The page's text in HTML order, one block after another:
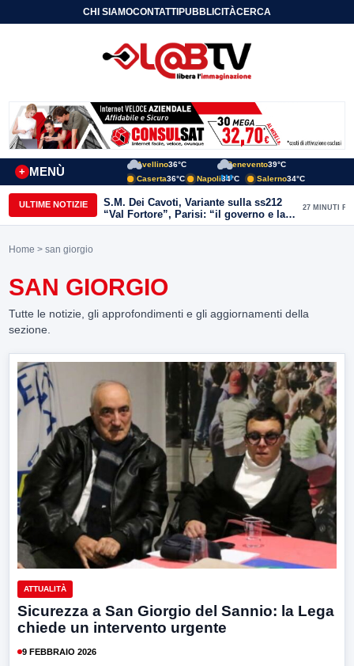
CHI SIAMOCONTATTIPUBBLICITÀCERCA
MENÙ
+
Avellino36°C Benevento39°C
Caserta36°C Napoli34°C Salerno34°C
ULTIME NOTIZIE
S.M. Dei Cavoti, Variante sulla ss212
“Val Fortore”, Parisi: “il governo e la
lega mantengono le promesse:
27 MINUTI FA
Home > san giorgio
SAN GIORGIO
Tutte le notizie, gli approfondimenti e gli aggiornamenti della
sezione.
ATTUALITÀ
Sicurezza a San Giorgio del Sannio: la Lega
chiede un intervento urgente
9 FEBBRAIO 2026